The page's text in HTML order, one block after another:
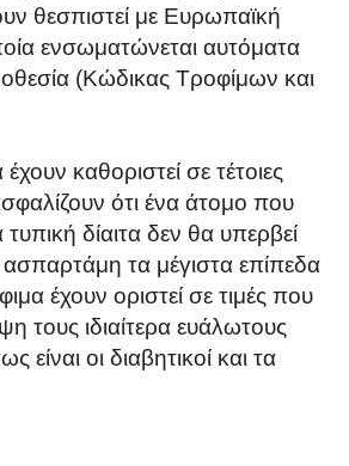
θεσπιστεί με Ευρωπαϊκή
ενσωματώνεται αυτόματα
(Κώδικας Τροφίμων και
καθοριστεί σε τέτοιες
ότι ένα άτομο που
δίαιτα δεν θα υπερβεί
ασπαρτάμη τα μέγιστα επίπεδα
έχουν οριστεί σε τιμές που
τους ιδιαίτερα ευάλωτους
οι διαβητικοί και τα